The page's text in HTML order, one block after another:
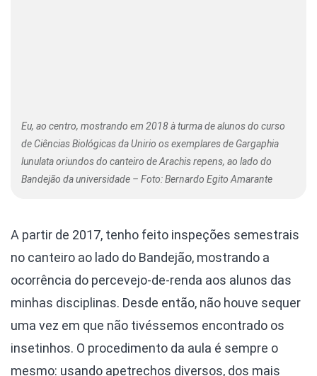
Eu, ao centro, mostrando em 2018 à turma de alunos do curso
de Ciências Biológicas da Unirio os exemplares de Gargaphia
lunulata oriundos do canteiro de Arachis repens, ao lado do
Bandejão da universidade – Foto: Bernardo Egito Amarante
A partir de 2017, tenho feito inspeções semestrais
no canteiro ao lado do Bandejão, mostrando a
ocorrência do percevejo-de-renda aos alunos das
minhas disciplinas. Desde então, não houve sequer
uma vez em que não tivéssemos encontrado os
insetinhos. O procedimento da aula é sempre o
mesmo: usando apetrechos diversos, dos mais